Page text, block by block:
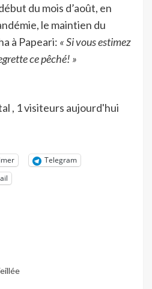
du mois d’août, en
le maintien du
à Papeari: « Si vous estimez
ce pêché! »
, 1 visiteurs aujourd'hui
Telegram